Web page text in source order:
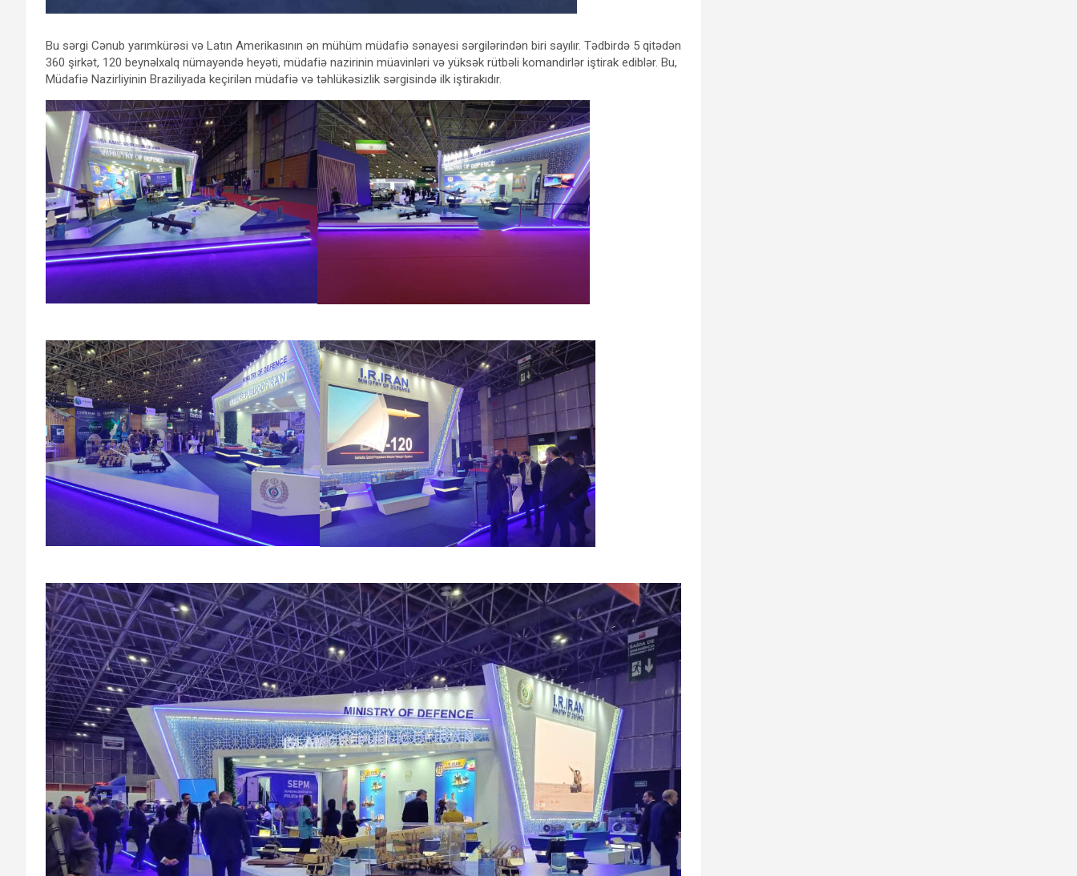
Bu sərgi Cənub yarımkürəsi və Latın Amerikasının ən mühüm müdafiə sənayesi sərgilərindən biri sayılır. Tədbirdə 5 qitədən
360 şirkət, 120 beynəlxalq nümayəndə heyəti, müdafiə nazirinin müavinləri və yüksək rütbəli komandirlər iştirak ediblər. Bu,
Müdafiə Nazirliyinin Braziliyada keçirilən müdafiə və təhlükəsizlik sərgisində ilk iştirakıdır.